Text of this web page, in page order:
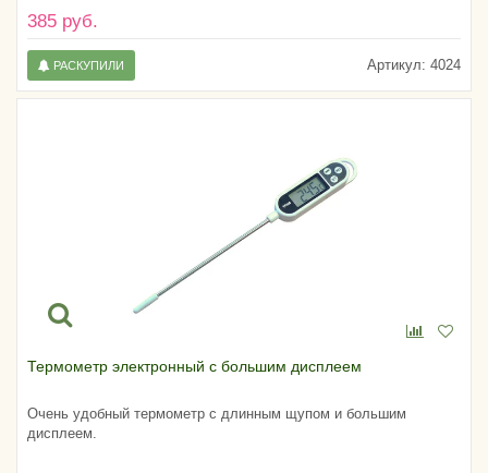
385 руб.
Артикул: 4024
РАСКУПИЛИ
Термометр электронный с большим дисплеем
Очень удобный термометр с длинным щупом и большим
дисплеем.